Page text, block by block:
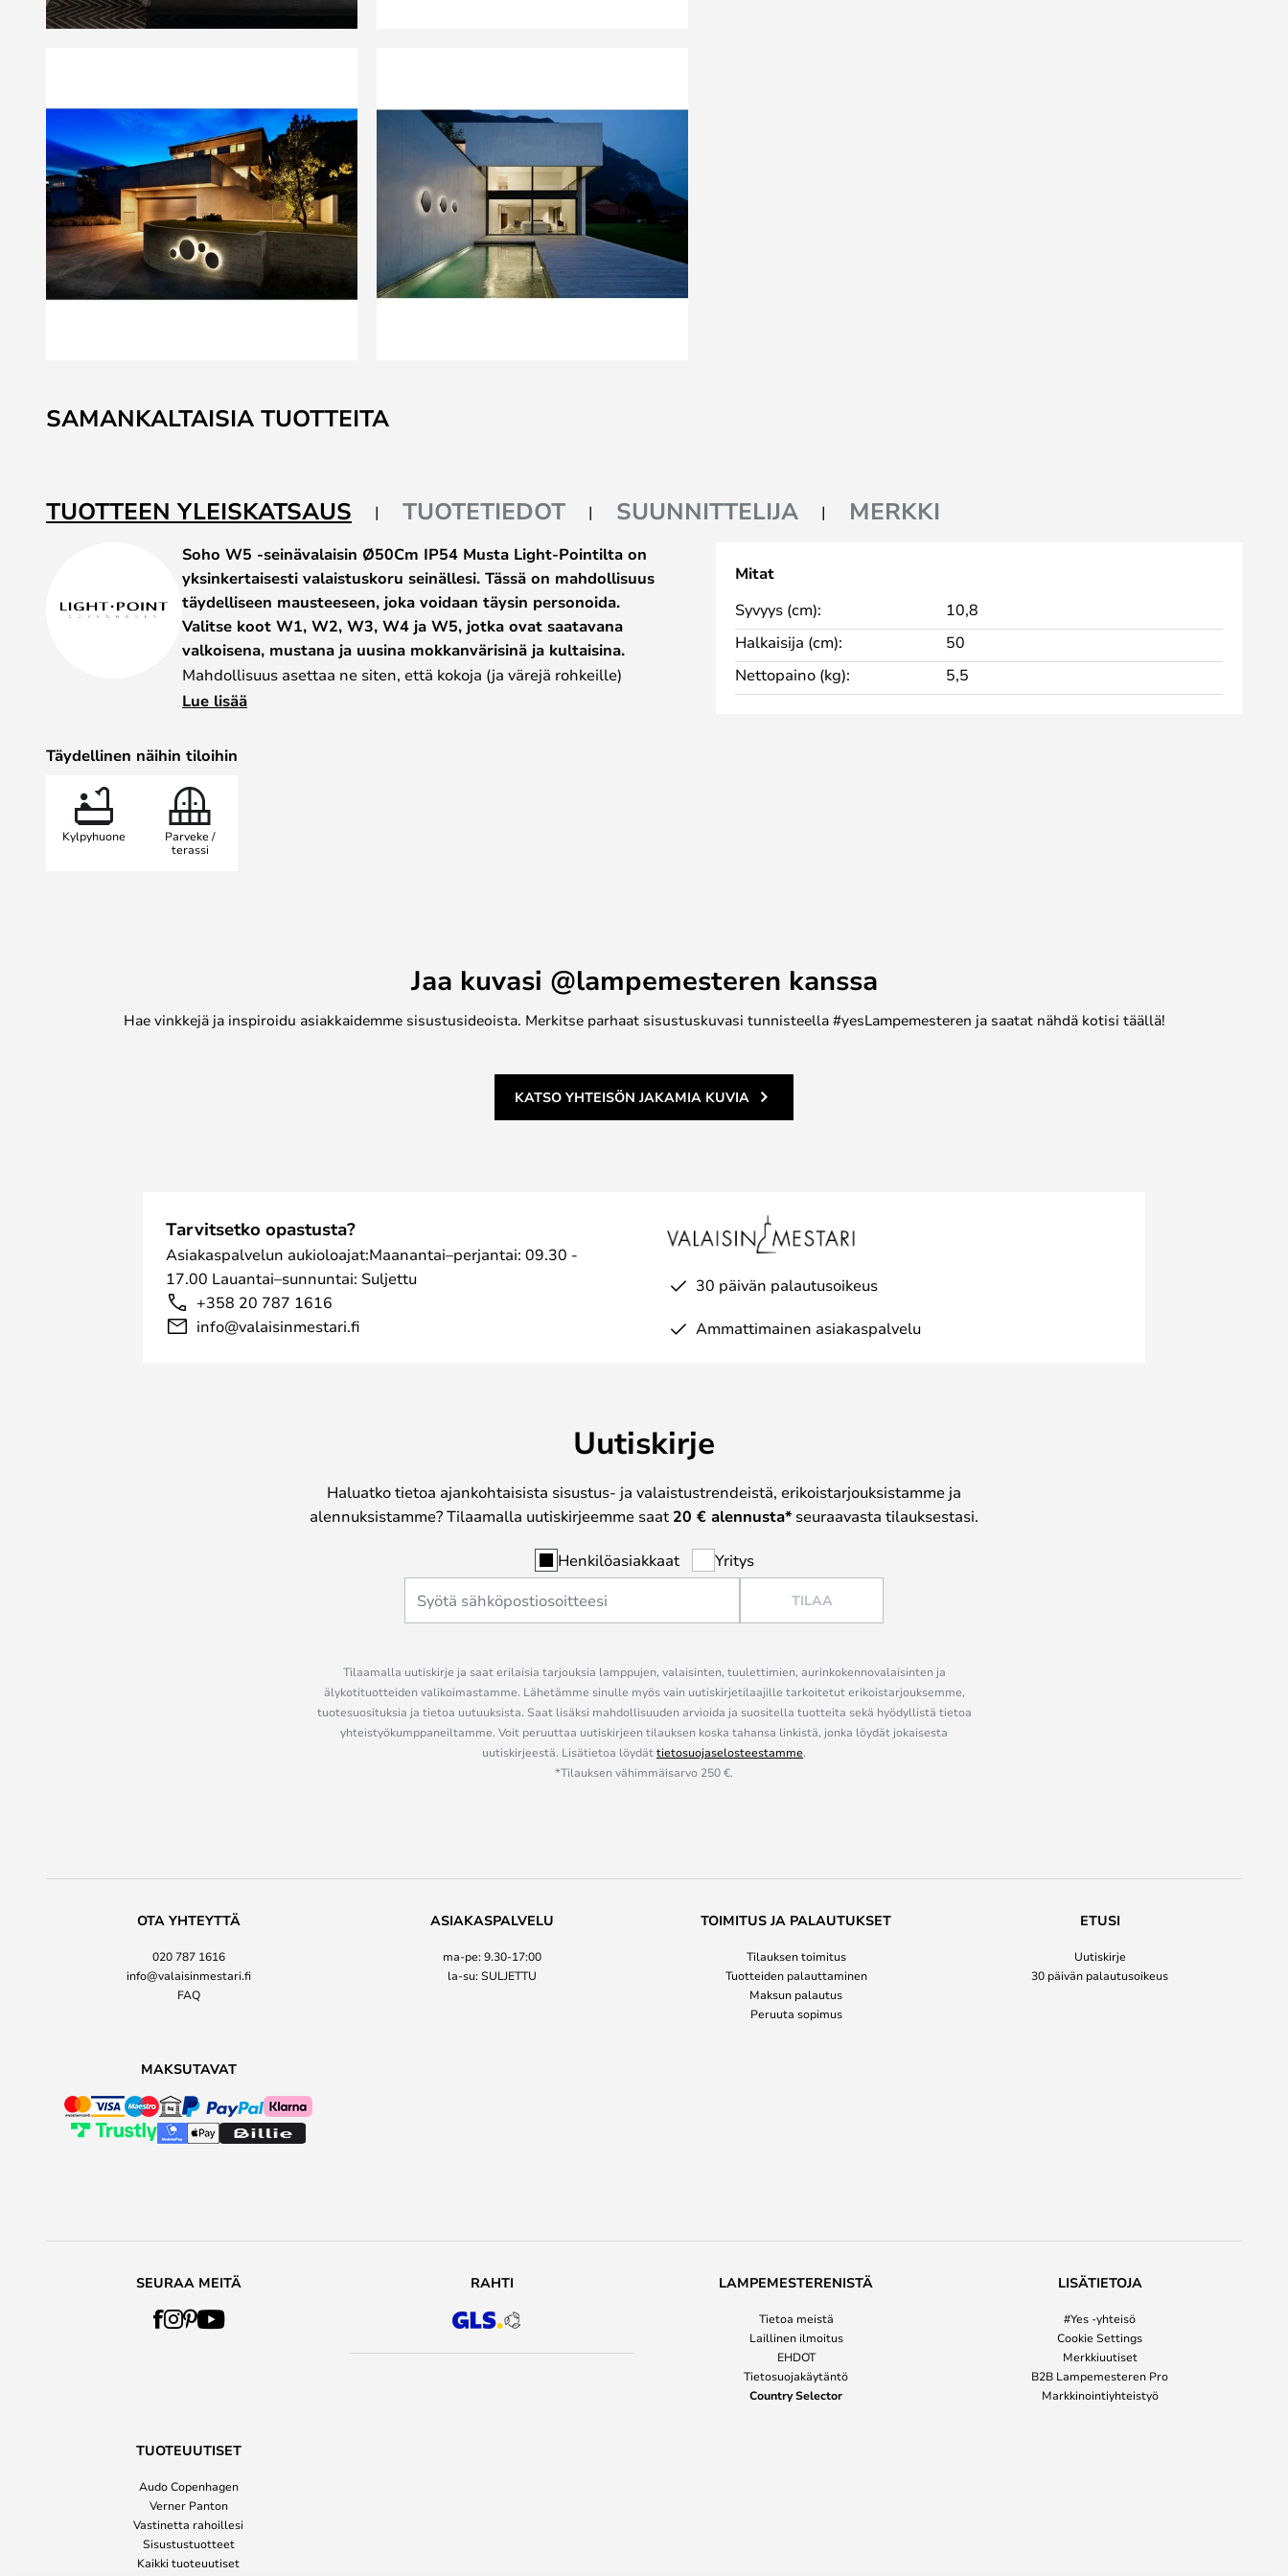
to
the
the
images
SAMANKALTAISIA TUOTTEITA
TUOTTEEN YLEISKATSAUS TUOTETIEDOT SUUNNITTELIJA MERKKI
Soho W5 -seinävalaisin Ø50Cm IP54 Musta Light-Pointilta on
yksinkertaisesti valaistuskoru seinällesi. Tässä on mahdollisuus
täydelliseen mausteeseen, joka voidaan täysin personoida.
Valitse koot W1, W2, W3, W4 ja W5, jotka ovat saatavana
valkoisena, mustana ja uusina mokkanvärisinä ja kultaisina.
Mahdollisuus asettaa ne siten, että kokoja (ja värejä rohkeille)
yhdistellään, ei riitä... Ei, Ronni on mennyt hulluksi ja suunnitellut
symbioottisesti uudeksi valo-olennoksi. Ajattelemme, että Mocca ja
tähtitasolle.
Soho W5 -seinävalaisin Ø50Cm IP54 Musta, kun moderniin
sisustukseen tarvitaan terävää ilmettä..... Light-Point ei pelkää
klassisiin ja yksinkertaisiin väreihin takaavat pitkän "visuaalisen
Sohon seinävalaisimien etuna on myös se, että sen Light-Point
käyttää sekä sisällä että ulkona, täydentää toisiaan parhaalla
mahdollisella tavalla eri kokojen ja värien osalta.
Lue lisää
Täydellinen näihin tiloihin
Kylpyhuone
Parveke /
terassi
Mitat
Syvyys (cm):
10,8
Halkaisija (cm):
50
Nettopaino (kg):
5,5
Jaa kuvasi @lampemesteren kanssa
Hae vinkkejä ja inspiroidu asiakkaidemme sisustusideoista. Merkitse parhaat sisustuskuvasi tunnisteella #yesLampemesteren ja saatat nähdä kotisi täällä!
KATSO YHTEISÖN JAKAMIA KUVIA
Tarvitsetko opastusta?
Asiakaspalvelun aukioloajat:Maanantai–perjantai: 09.30 -
17.00 Lauantai–sunnuntai: Suljettu
+358 20 787 1616
info@valaisinmestari.fi
30 päivän palautusoikeus
Ammattimainen asiakaspalvelu
Uutiskirje
Haluatko tietoa ajankohtaisista sisustus- ja valaistustrendeistä, erikoistarjouksistamme ja
alennuksistamme? Tilaamalla uutiskirjeemme saat 20 € alennusta* seuraavasta tilauksestasi.
Henkilöasiakkaat Yritys
TILAA
Tilaamalla uutiskirje ja saat erilaisia tarjouksia lamppujen, valaisinten, tuulettimien, aurinkokennovalaisinten ja
älykotituotteiden valikoimastamme. Lähetämme sinulle myös vain uutiskirjetilaajille tarkoitetut erikoistarjouksemme,
tuotesuosituksia ja tietoa uutuuksista. Saat lisäksi mahdollisuuden arvioida ja suositella tuotteita sekä hyödyllistä tietoa
yhteistyökumppaneiltamme. Voit peruuttaa uutiskirjeen tilauksen koska tahansa linkistä, jonka löydät jokaisesta
uutiskirjeestä. Lisätietoa löydättietosuojaselosteestamme.
*Tilauksen vähimmäisarvo 250 €.
OTA YHTEYTTÄ
020 787 1616
info@valaisinmestari.fi
FAQ
ASIAKASPALVELU
ma-pe: 9.30-17:00
la-su: SULJETTU
TOIMITUS JA PALAUTUKSET
Tilauksen toimitus
Tuotteiden palauttaminen
Maksun palautus
Peruuta sopimus
ETUSI
Uutiskirje
30 päivän palautusoikeus
MAKSUTAVAT
SEURAA MEITÄ RAHTI LAMPEMESTERENISTÄ
Tietoa meistä
Laillinen ilmoitus
EHDOT
Tietosuojakäytäntö
Country Selector
LISÄTIETOJA
#Yes -yhteisö
Cookie Settings
Merkkiuutiset
B2B Lampemesteren Pro
Markkinointiyhteistyö
TUOTEUUTISET
Audo Copenhagen
Verner Panton
Vastinetta rahoillesi
Sisustustuotteet
Kaikki tuoteuutiset